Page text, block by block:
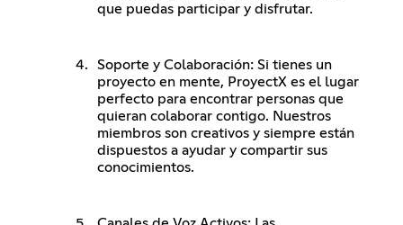
que puedas participar y disfrutar.
Soporte y Colaboración: Si tienes un
proyecto en mente, ProyectX es el lugar
perfecto para encontrar personas que
quieran colaborar contigo. Nuestros
miembros son creativos y siempre están
dispuestos a ayudar y compartir sus
conocimientos.